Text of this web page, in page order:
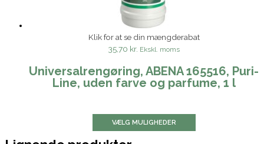
Klik for at se din mængderabat
35,70 kr. Ekskl. moms
Universalrengøring, ABENA 165516, Puri-
Line, uden farve og parfume, 1 l
VÆLG MULIGHEDER